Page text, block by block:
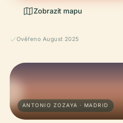
Zobrazit mapu
Ověřeno August 2025
ANTONIO ZOZAYA · MADRID